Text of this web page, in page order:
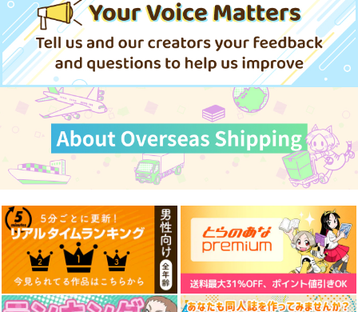
787円（税込）
暁
響 第六駆逐隊
サンプル
カート
787円（税込）
響
第六駆逐隊
MANITOU
1,100 （税込）
艦隊これくしょん-艦これ-
サンプル